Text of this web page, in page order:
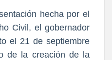
hecha por el
Civil, el gobernador
el 21 de septiembre
de la creación de la